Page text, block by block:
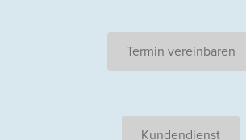
Termin vereinbaren
Kundendienst